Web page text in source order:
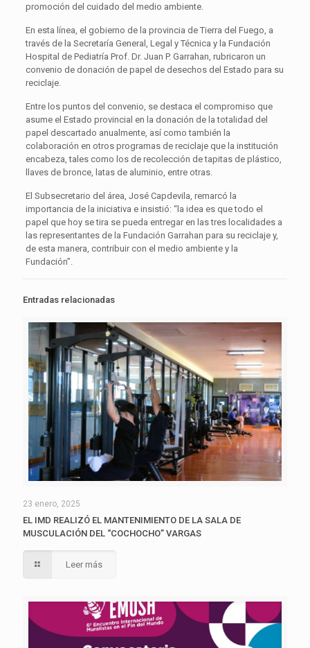
promoción del cuidado del medio ambiente.
En esta línea, el gobierno de la provincia de Tierra del Fuego, a
través de la Secretaría General, Legal y Técnica y la Fundación
Hospital de Pediatría Prof. Dr. Juan P. Garrahan, rubricaron un
convenio de donación de papel de desechos del Estado para su
reciclaje.
Entre los puntos del convenio, se destaca el compromiso que
asume el Estado provincial en la donación de la totalidad del
papel descartado anualmente, así como también la
colaboración en otros programas de reciclaje que la institución
encabeza, tales como los de recolección de tapitas de plástico,
llaves de bronce, latas de aluminio, entre otras.
El Subsecretario del área, José Capdevila, remarcó la
importancia de la iniciativa e insistió: “la idea es que todo el
papel que hoy se tira se pueda entregar en las tres localidades a
las representantes de la Fundación Garrahan para su reciclaje y,
de esta manera, contribuir con el medio ambiente y la
Fundación”.
Entradas relacionadas
23 enero, 2025
EL IMD REALIZÓ EL MANTENIMIENTO DE LA SALA DE
MUSCULACIÓN DEL “COCHOCHO” VARGAS
Leer más